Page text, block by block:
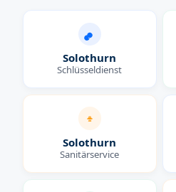
Solothurn
Schlüsseldienst
Solothurn
Sanitärservice